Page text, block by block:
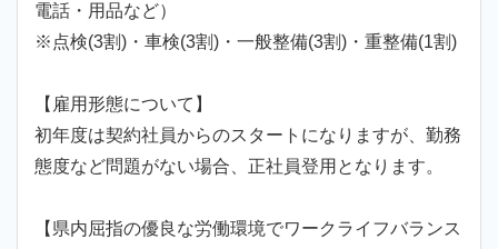
電話・用品など）
※点検(3割)・車検(3割)・一般整備(3割)・重整備(1割)
【雇用形態について】
初年度は契約社員からのスタートになりますが、勤務
態度など問題がない場合、正社員登用となります。
【県内屈指の優良な労働環境でワークライフバランス